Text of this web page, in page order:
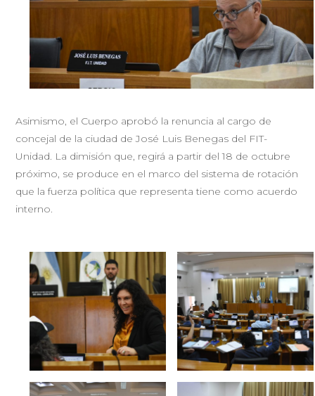
Asimismo, el Cuerpo aprobó la renuncia al cargo de
concejal de la ciudad de José Luis Benegas del FIT-
Unidad. La dimisión que, regirá a partir del 18 de octubre
próximo, se produce en el marco del sistema de rotación
que la fuerza política que representa tiene como acuerdo
interno.